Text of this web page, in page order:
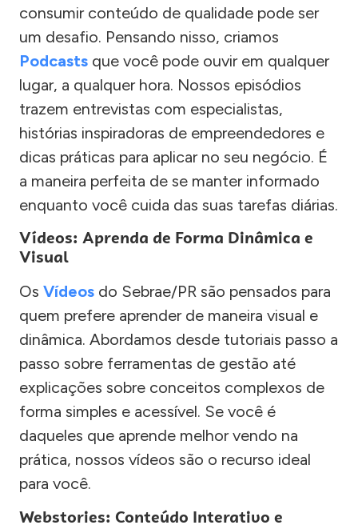
consumir conteúdo de qualidade pode ser
um desafio. Pensando nisso, criamos
Podcasts que você pode ouvir em qualquer
lugar, a qualquer hora. Nossos episódios
trazem entrevistas com especialistas,
histórias inspiradoras de empreendedores e
dicas práticas para aplicar no seu negócio. É
a maneira perfeita de se manter informado
enquanto você cuida das suas tarefas diárias.
Vídeos: Aprenda de Forma Dinâmica e
Visual
Os Vídeos do Sebrae/PR são pensados para
quem prefere aprender de maneira visual e
dinâmica. Abordamos desde tutoriais passo a
passo sobre ferramentas de gestão até
explicações sobre conceitos complexos de
forma simples e acessível. Se você é
daqueles que aprende melhor vendo na
prática, nossos vídeos são o recurso ideal
para você.
Webstories: Conteúdo Interativo e